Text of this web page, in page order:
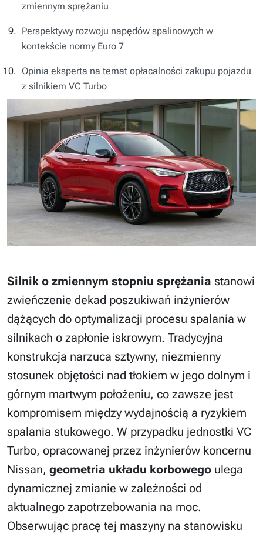
zmiennym sprężaniu
Perspektywy rozwoju napędów spalinowych w
kontekście normy Euro 7
Opinia eksperta na temat opłacalności zakupu pojazdu
z silnikiem VC Turbo
Silnik o zmiennym stopniu sprężania stanowi
zwieńczenie dekad poszukiwań inżynierów
dążących do optymalizacji procesu spalania w
silnikach o zapłonie iskrowym. Tradycyjna
konstrukcja narzuca sztywny, niezmienny
stosunek objętości nad tłokiem w jego dolnym i
górnym martwym położeniu, co zawsze jest
kompromisem między wydajnością a ryzykiem
spalania stukowego. W przypadku jednostki VC
Turbo, opracowanej przez inżynierów koncernu
Nissan, geometria układu korbowego ulega
dynamicznej zmianie w zależności od
aktualnego zapotrzebowania na moc.
Obserwując pracę tej maszyny na stanowisku